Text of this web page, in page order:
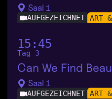
Saal 1
AUFGEZEICHNET ART
15:45
Tag 3
Can We Find
Saal 1
AUFGEZEICHNET ART